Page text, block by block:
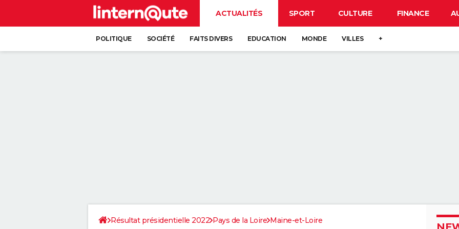
ACTUALITÉS SPORT CULTURE FINANCE
POLITIQUE SOCIÉTÉ FAITS DIVERS EDUCATION MONDE VILLES +
Résultat présidentielle 2022 Pays de la Loire Maine-et-Loire